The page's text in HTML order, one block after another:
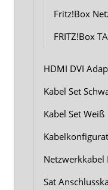
Fritz!Box
FRITZ!Box
HDMI DVI
Kabel Set
Kabel Set Weiß
Netzwerkkabel
Sat